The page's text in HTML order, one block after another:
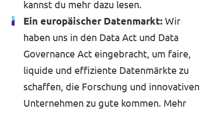
kannst du mehr dazu lesen.
Ein europäischer Datenmarkt: Wir
haben uns in den Data Act und Data
Governance Act eingebracht, um faire,
liquide und effiziente Datenmärkte zu
schaffen, die Forschung und innovativen
Unternehmen zu gute kommen. Mehr